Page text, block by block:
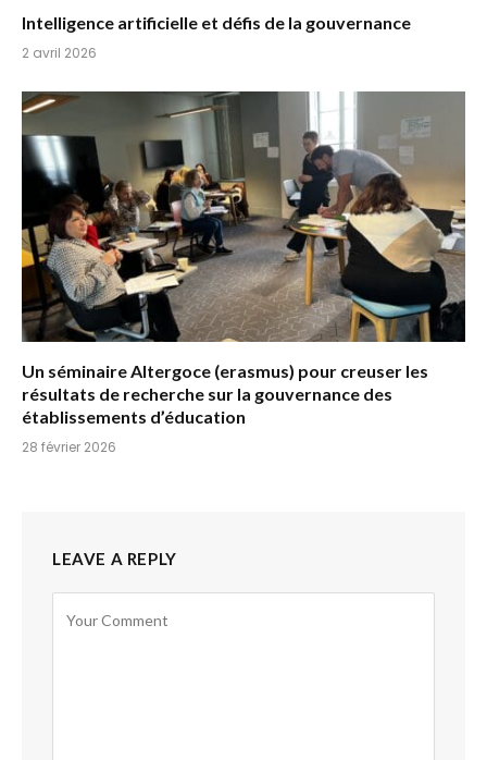
Intelligence artificielle et défis de la gouvernance
2 avril 2026
Un séminaire Altergoce (erasmus) pour creuser les
résultats de recherche sur la gouvernance des
établissements d’éducation
28 février 2026
LEAVE A REPLY